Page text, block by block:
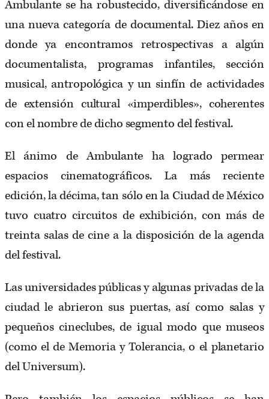
Ambulante se ha robustecido, diversificándose en
una nueva categoría de documental. Diez años en
donde ya encontramos retrospectivas a algún
documentalista, programas infantiles, sección
musical, antropológica y un sinfín de actividades
de extensión cultural «imperdibles», coherentes
con el nombre de dicho segmento del festival.
El ánimo de Ambulante ha logrado permear
espacios cinematográficos. La más reciente
edición, la décima, tan sólo en la Ciudad de México
tuvo cuatro circuitos de exhibición, con más de
treinta salas de cine a la disposición de la agenda
del festival.
Las universidades públicas y algunas privadas de la
ciudad le abrieron sus puertas, así como salas y
pequeños cineclubes, de igual modo que museos
(como el de Memoria y Tolerancia, o el planetario
del Universum).